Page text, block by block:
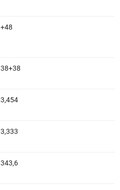
+48
38+38
3,454
3,333
343,6